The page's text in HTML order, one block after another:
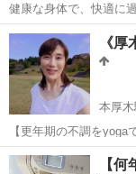
健康な身体で、快適に
す。 無理をせず、楽しく運動いた
10:30～11:15 3人以上のグループで実施可能です ¥800/回 ❨おひとり
の...
神奈川 川崎市 向
《
本厚木
【更年期の不調をyogaで
シニアのための ヨガ教
神奈川 厚木市
【